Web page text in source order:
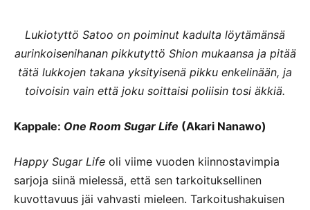
Lukiotyttö Satoo on poiminut kadulta löytämänsä
aurinkoisenihanan pikkutyttö Shion mukaansa ja pitää
tätä lukkojen takana yksityisenä pikku enkelinään, ja
toivoisin vain että joku soittaisi poliisin tosi äkkiä.
Kappale: One Room Sugar Life (Akari Nanawo)
Happy Sugar Life oli viime vuoden kiinnostavimpia
sarjoja siinä mielessä, että sen tarkoituksellinen
kuvottavuus jäi vahvasti mieleen. Tarkoitushakuisen